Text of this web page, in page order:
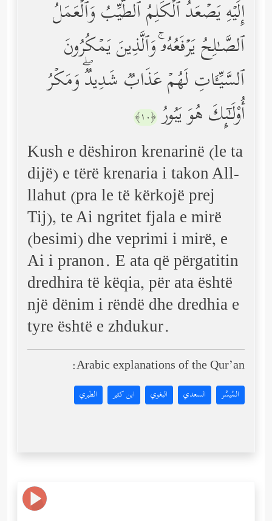
إِلَیۡهِ یَصۡعَدُ ٱلۡكَلِمُ ٱلطَّیِّبُ وَٱلۡعَمَلُ
ٱلصَّـٰلِحُ یَرۡفَعُهُۥۚ وَٱلَّذِینَ یَمۡكُرُونَ
ٱلسَّیِّـَٔاتِ لَهُمۡ عَذَابࣱ شَدِیدࣱۖ وَمَكۡرُ
أُوْلَـٰۤىِٕكَ هُوَ یَبُورُ ﴿١٠﴾
Kush e dëshiron krenarinë (le ta
dijë) e tërë krenaria i takon All-
llahut (pra le të kërkojë prej
Tij), te Ai ngritet fjala e mirë
(besimi) dhe veprimi i mirë, e
Ai i pranon. E ata që përgatitin
dredhira të këqia, për ata është
një dënim i rëndë dhe dredhia e
tyre është e zhdukur.
Arabic explanations of the Qur’an:
المُيسَّر السعدي البغوي ابن كثير الطبري